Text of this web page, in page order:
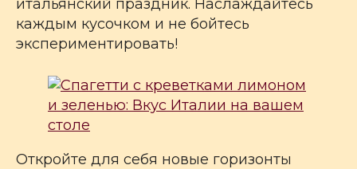
итальянский праздник. Наслаждайтесь
каждым кусочком и не бойтесь
экспериментировать!
Откройте для себя новые горизонты